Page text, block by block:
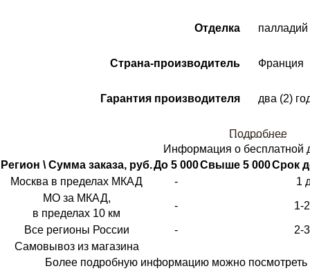
Отделка палладий
Страна-производитель Франция
Гарантия производителя два (2)
Подробнее
Информация о бесплатной
Регион \ Сумма заказа, руб.До 5 000Свыше 5 000Срок
Москва в пределах МКАД
-
1
МО за МКАД,
в пределах 10 км
- 1-
Все регионы России -
2-
Самовывоз из магазина
Более подробную информацию можно посмотреть